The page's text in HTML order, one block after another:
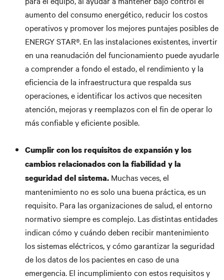
aumento del consumo energético, reducir los costos
operativos y promover los mejores puntajes posibles de
ENERGY STAR®. En las instalaciones existentes, invertir
en una reanudación del funcionamiento puede ayudarle
a comprender a fondo el estado, el rendimiento y la
eficiencia de la infraestructura que respalda sus
operaciones, e identificar los activos que necesiten
atención, mejoras y reemplazos con el fin de operar lo
más confiable y eficiente posible.
Cumplir con los requisitos de expansión y los
cambios relacionados con la fiabilidad y la
seguridad del sistema. Muchas veces, el
mantenimiento no es solo una buena práctica, es un
requisito. Para las organizaciones de salud, el entorno
normativo siempre es complejo. Las distintas entidades
indican cómo y cuándo deben recibir mantenimiento
los sistemas eléctricos, y cómo garantizar la seguridad
de los datos de los pacientes en caso de una
emergencia. El incumplimiento con estos requisitos y